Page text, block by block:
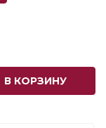
В КОРЗИНУ